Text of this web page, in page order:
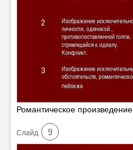
Романтическое произведение
Cлайд 9